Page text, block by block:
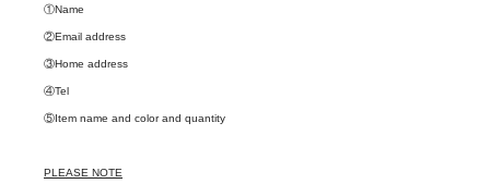
①Name
②Email address
③Home address
④Tel
⑤Item name and color and quantity
PLEASE NOTE